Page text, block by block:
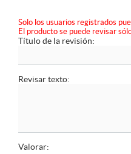
Solo los usuarios registrados
El producto se puede revisar
Título de la revisión:
Revisar texto:
Valorar: